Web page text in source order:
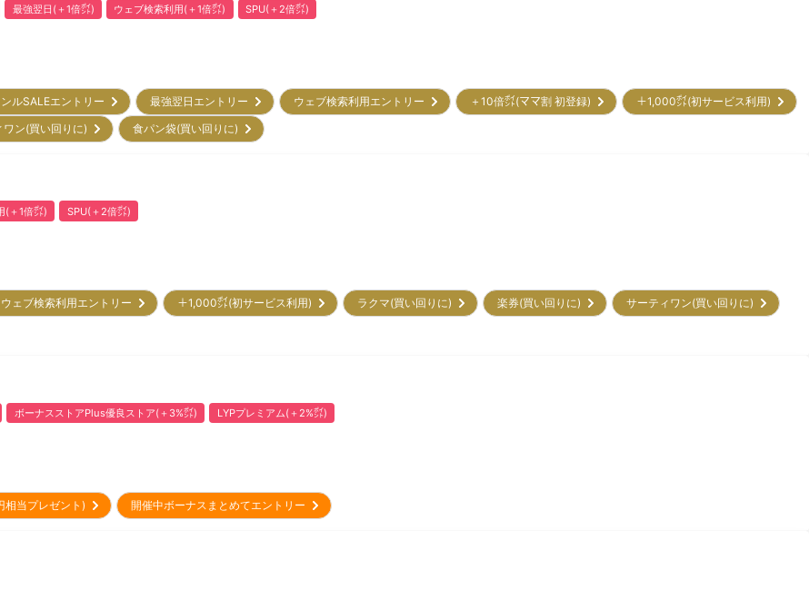
最強翌日(＋1倍㌽) ウェブ検索利用(＋1倍㌽) SPU(＋2倍㌽)
ンルSALEエントリー 最強翌日エントリー ウェブ検索利用エントリー ＋10倍㌽(ママ割 初登録)
＋1,000㌽(初サービス利用)
ワン(買い回りに) 食パン袋(買い回りに)
(＋1倍㌽) SPU(＋2倍㌽)
ウェブ検索利用エントリー ＋1,000㌽(初サービス利用) ラクマ(買い回りに) 楽券(買い回りに)
サーティワン(買い回りに)
ボーナスストアPlus優良ストア(＋3%㌽) LYPプレミアム(＋2%㌽)
相当プレゼント) 開催中ボーナスまとめてエントリー